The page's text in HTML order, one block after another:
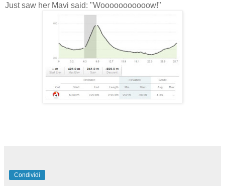
Just saw her Mavi said: "Wooooooooooow!"
Condividi